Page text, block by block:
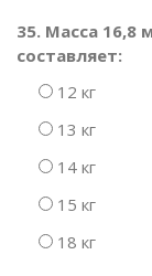
35. Масса 16,8
составляет:
12 кг
13 кг
14 кг
15 кг
18 кг